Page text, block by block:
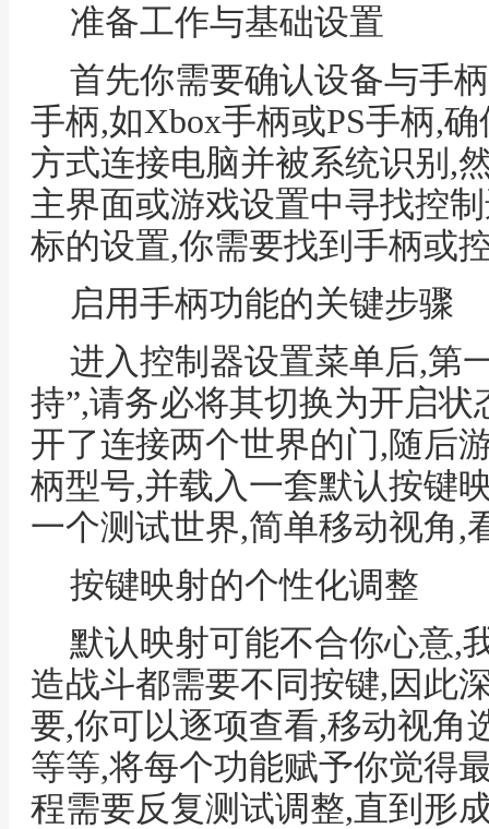
准备工作与基础设置
首先你需要确认设备与手
手柄,如Xbox手柄或PS手柄,
方式连接电脑并被系统识别,
主界面或游戏设置中寻找控
标的设置,你需要找到手柄或
启用手柄功能的关键步骤
进入控制器设置菜单后,第
持”,请务必将其切换为开启
开了连接两个世界的门,随后
柄型号,并载入一套默认按键
一个测试世界,简单移动视角,
按键映射的个性化调整
默认映射可能不合你心意,
造战斗都需要不同按键,因此
要,你可以逐项查看,移动视角
等等,将每个功能赋予你觉得
程需要反复测试调整,直到形